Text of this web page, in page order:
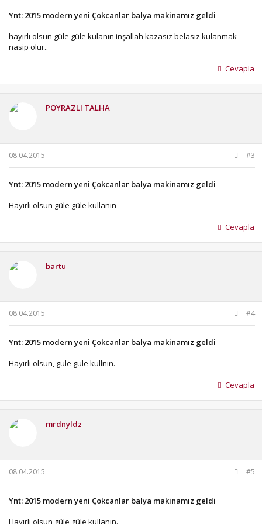
Ynt: 2015 modern yeni Çokcanlar balya makinamız geldi
hayırlı olsun güle güle kulanın inşallah kazasız belasız kulanmak
nasip olur..
Cevapla
POYRAZLI TALHA
08.04.2015 #3
Ynt: 2015 modern yeni Çokcanlar balya makinamız geldi
Hayırlı olsun güle güle kullanın
Cevapla
bartu
08.04.2015 #4
Ynt: 2015 modern yeni Çokcanlar balya makinamız geldi
Hayırlı olsun, güle güle kullnın.
Cevapla
mrdnyldz
08.04.2015 #5
Ynt: 2015 modern yeni Çokcanlar balya makinamız geldi
Hayırlı olsun,güle güle kullanın.